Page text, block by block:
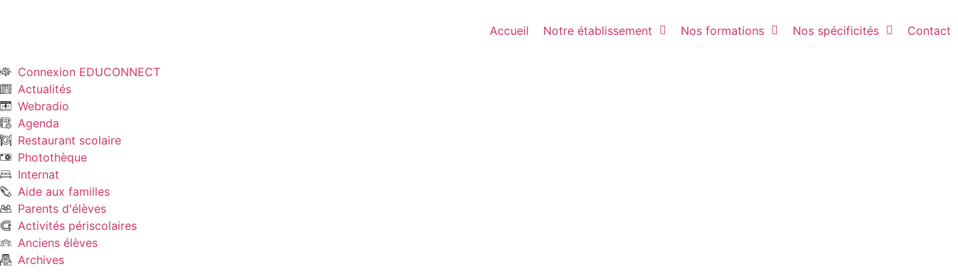
Accueil Notre établissement Nos formations Nos spécificités Contact
Connexion EDUCONNECT
Actualités
Webradio
Agenda
Restaurant scolaire
Photothèque
Internat
Aide aux familles
Parents d'élèves
Activités périscolaires
Anciens élèves
Archives